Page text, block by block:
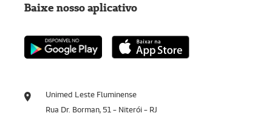
Unimed Leste Fluminense
Rua Dr. Borman, 51 - Niterói - RJ
Baixe nosso aplicativo